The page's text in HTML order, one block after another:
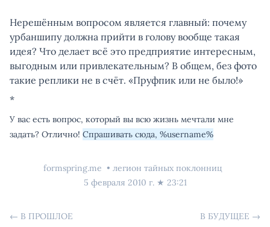
Нерешённым вопросом является главный: почему
урбаншипу должна прийти в голову вообще такая
идея? Что делает всё это предприятие интересным,
выгодным или привлекательным? В общем, без фото
такие реплики не в счёт. «Пруфпик или не было!»
*
У вас есть вопрос, который вы всю жизнь мечтали мне
задать? Отлично! Спрашивать сюда, %username%
formspring.me
легион тайных поклонниц
5 февраля 2010 г.★ 23:21
← В ПРОШЛОЕ В БУДУЩЕЕ →